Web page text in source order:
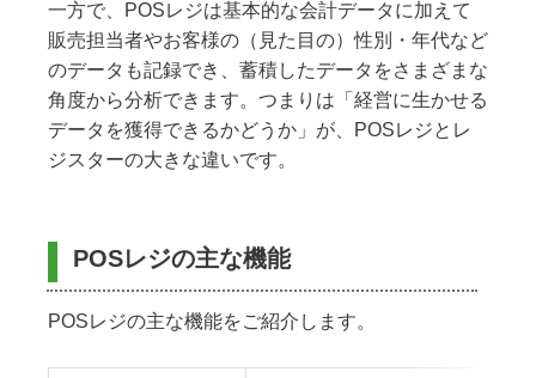
一方で、POSレジは基本的な会計データに加えて
販売担当者やお客様の（見た目の）性別・年代など
のデータも記録でき、蓄積したデータをさまざまな
角度から分析できます。つまりは「経営に生かせる
データを獲得できるかどうか」が、POSレジとレ
ジスターの大きな違いです。
POSレジの主な機能
POSレジの主な機能をご紹介します。